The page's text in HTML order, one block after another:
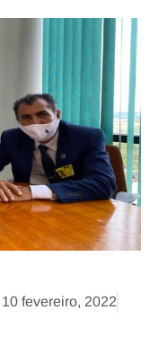
10 fevereiro, 2022